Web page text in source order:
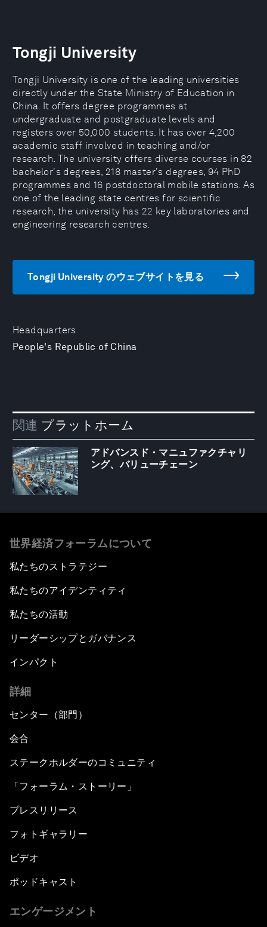
Headquarters
People's Republic of China
Tongji University
Tongji University is one of the leading universities
directly under the State Ministry of Education in
China. It offers degree programmes at
undergraduate and postgraduate levels and
registers over 50,000 students. It has over 4,200
academic staff involved in teaching and/or
research. The university offers diverse courses in 82
bachelor's degrees, 218 master's degrees, 94 PhD
programmes and 16 postdoctoral mobile stations. As
one of the leading state centres for scientific
research, the university has 22 key laboratories and
engineering research centres.
Tongji University のウェブサイトを見る
関連 プラットホーム
アドバンスド・マニュファクチャリ
ング、バリューチェーン
世界経済フォーラムについて
私たちのストラテジー
私たちのアイデンティティ
私たちの活動
リーダーシップとガバナンス
インパクト
詳細
センター（部門）
会合
ステークホルダーのコミュニティ
「フォーラム・ストーリー」
プレスリリース
フォトギャラリー
ビデオ
ポッドキャスト
エンゲージメント